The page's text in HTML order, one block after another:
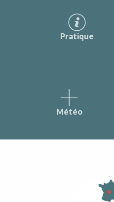
Pratique
Météo